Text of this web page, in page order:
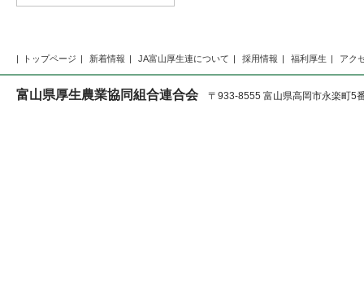
トップページ 新着情報 JA富山厚生連について 採用情報 福利厚生 アク
富山県厚生農業協同組合連合会 〒933-8555 富山県高岡市永楽町5